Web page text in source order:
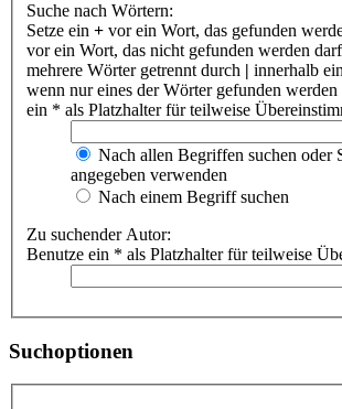
Suche nach Wörtern:
Setze ein + vor ein Wort, das gefunden
vor ein Wort, das nicht gefunden werden
mehrere Wörter getrennt durch | innerhalb
wenn nur eines der Wörter gefunden werden
ein * als Platzhalter für teilweise
Nach allen Begriffen suchen oder
angegeben verwenden
Nach einem Begriff suchen
Zu suchender Autor:
Benutze ein * als Platzhalter für teilweise
Suchoptionen